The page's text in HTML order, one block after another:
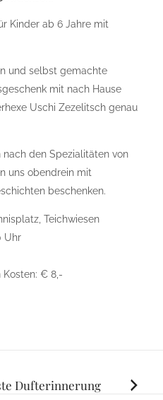
Kinder ab 6 Jahre mit
und selbst gemachte
mit nach Hause
Uschi Zezelitsch genau
den Spezialitäten von
uns obendrein mit
beschenken.
Teichwiesen
Uhr
Kosten: € 8,-
Dufterinnerung